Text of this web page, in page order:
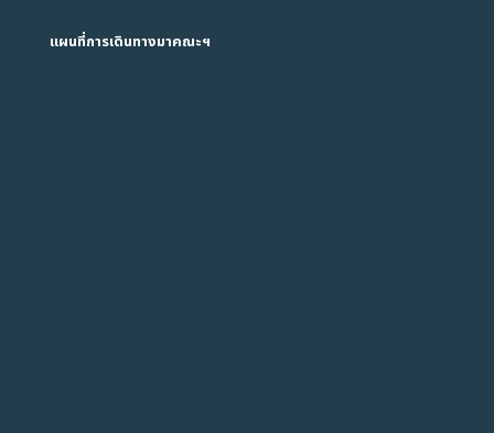
แผนที่การเดินทางมาคณะฯ